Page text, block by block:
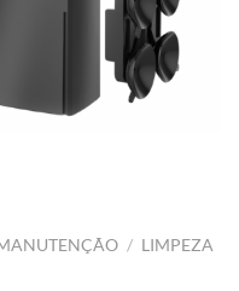
/ LIMPEZA